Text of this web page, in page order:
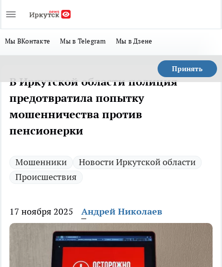
Мы ВКонтакте Мы в Telegram Мы в Дзене
Принять
В Иркутской области полиция
предотвратила попытку
мошенничества против
пенсионерки
Мошенники
Новости Иркутской области
Происшествия
17 ноября 2025 Андрей Николаев